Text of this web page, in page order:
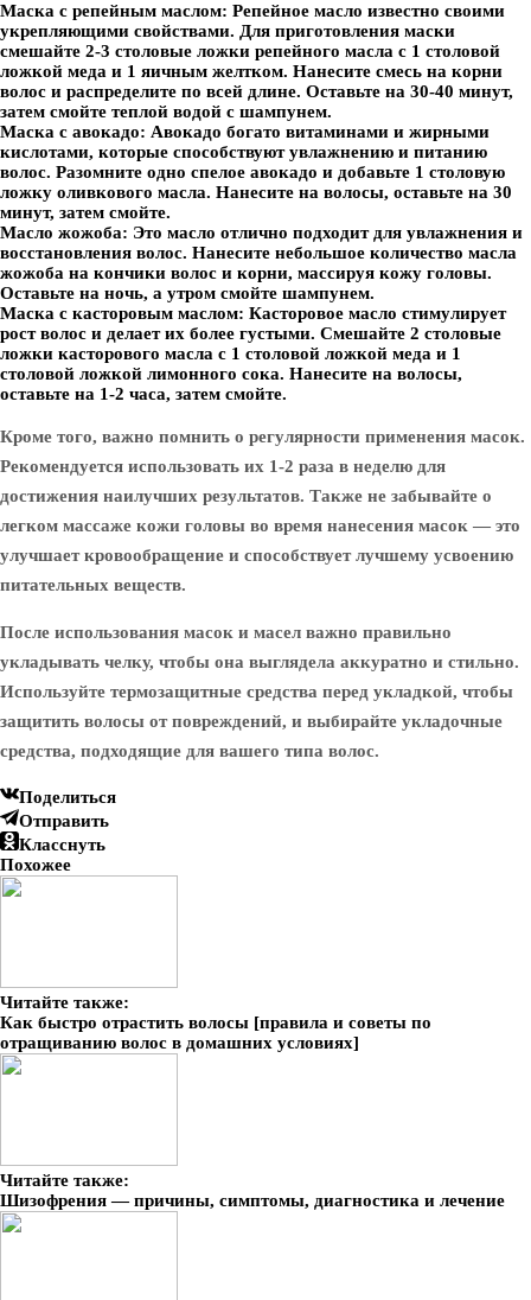
Маска с репейным маслом: Репейное масло известно своими
укрепляющими свойствами. Для приготовления маски
смешайте 2-3 столовые ложки репейного масла с 1 столовой
ложкой меда и 1 яичным желтком. Нанесите смесь на корни
волос и распределите по всей длине. Оставьте на 30-40 минут,
затем смойте теплой водой с шампунем.
Маска с авокадо: Авокадо богато витаминами и жирными
кислотами, которые способствуют увлажнению и питанию
волос. Разомните одно спелое авокадо и добавьте 1 столовую
ложку оливкового масла. Нанесите на волосы, оставьте на 30
минут, затем смойте.
Масло жожоба: Это масло отлично подходит для увлажнения и
восстановления волос. Нанесите небольшое количество масла
жожоба на кончики волос и корни, массируя кожу головы.
Оставьте на ночь, а утром смойте шампунем.
Маска с касторовым маслом: Касторовое масло стимулирует
рост волос и делает их более густыми. Смешайте 2 столовые
ложки касторового масла с 1 столовой ложкой меда и 1
столовой ложкой лимонного сока. Нанесите на волосы,
оставьте на 1-2 часа, затем смойте.
Кроме того, важно помнить о регулярности применения масок.
Рекомендуется использовать их 1-2 раза в неделю для
достижения наилучших результатов. Также не забывайте о
легком массаже кожи головы во время нанесения масок — это
улучшает кровообращение и способствует лучшему усвоению
питательных веществ.
После использования масок и масел важно правильно
укладывать челку, чтобы она выглядела аккуратно и стильно.
Используйте термозащитные средства перед укладкой, чтобы
защитить волосы от повреждений, и выбирайте укладочные
средства, подходящие для вашего типа волос.
Поделиться
Отправить
Класснуть
Похожее
Читайте также:
Как быстро отрастить волосы [правила и советы по
отращиванию волос в домашних условиях]
Читайте также:
Шизофрения — причины, симптомы, диагностика и лечение